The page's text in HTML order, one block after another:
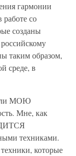
гармонии
работе со
созданы
таким образом,
среде, в
МОЮ
Мне, как
техниками.
которые